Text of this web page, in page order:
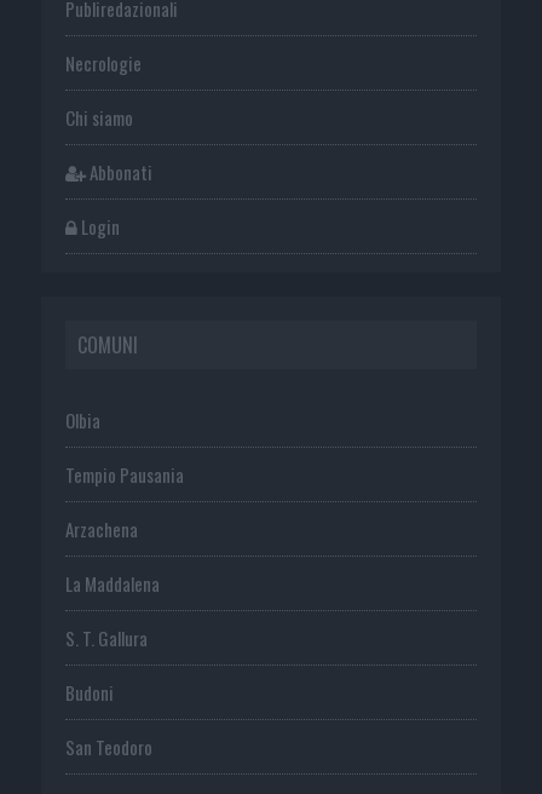
Publiredazionali
Necrologie
Chi siamo
Abbonati
Login
COMUNI
Olbia
Tempio Pausania
Arzachena
La Maddalena
S. T. Gallura
Budoni
San Teodoro